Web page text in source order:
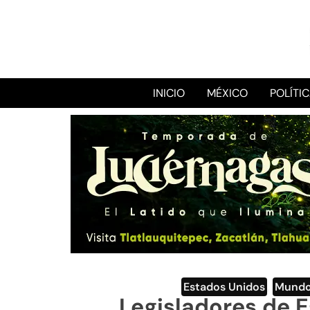
INICIO MÉXICO
Estados Unidos